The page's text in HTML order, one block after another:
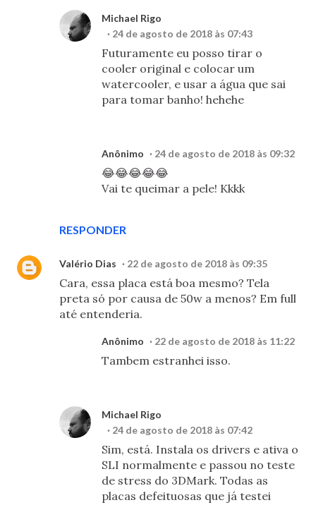
RESPONDER
Michael Rigo
24 de agosto de 2018 às 07:43
Futuramente eu posso tirar o
cooler original e colocar um
watercooler, e usar a água que sai
para tomar banho! hehehe
Anônimo 24 de agosto de 2018 às 09:32
😂😂😂😂😂
Vai te queimar a pele! Kkkk
Valério Dias 22 de agosto de 2018 às 09:35
Cara, essa placa está boa mesmo? Tela
preta só por causa de 50w a menos? Em full
até entenderia.
Anônimo 22 de agosto de 2018 às 11:22
Tambem estranhei isso.
Michael Rigo
24 de agosto de 2018 às 07:42
Sim, está. Instala os drivers e ativa o
SLI normalmente e passou no teste
de stress do 3DMark. Todas as
placas defeituosas que já testei